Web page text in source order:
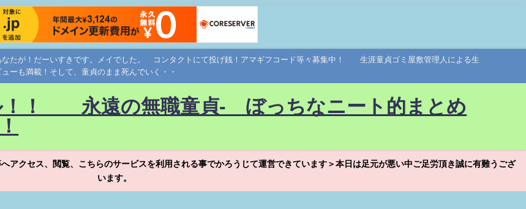
たが！だーいすきです。メイでした。 コンタクトにて投げ銭！アマギフコード等々募集中！ 生涯童貞ゴミ屋敷管理人による生
ーも満載！そして、童貞のまま死んでいく・・
！！ 永遠の無職童貞- ぼっちなニート的まとめ
アクセス、閲覧、こちらのサービスを利用される事でかろうじて運営できています＞本日は足元が悪い中ご足労頂き誠に有難うござ
います。